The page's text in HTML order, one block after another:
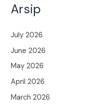
Arsip
July 2026
June 2026
May 2026
April 2026
March 2026